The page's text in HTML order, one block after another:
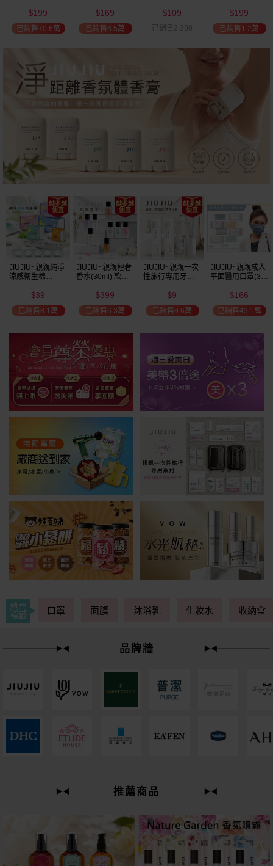
加碼送
狂殺61折
選 全新包裝
$199
已銷售70.6萬
$169
已銷售6.5萬
(600ml)
$109
已銷售2,350
$199
已銷售1.2萬
JIUJIU~親親純淨
涼感衛生棉
$39
已銷售8.1萬
JIUJIU~親親輕奢
香水(30ml) 款式
市/平替香水/大牌
香水/大牌平替
$399
已銷售6.3萬
JIUJIU~親親一次
性旅行專用牙刷(1
$9
已銷售8.6萬
JIUJIU~親親成人
平面醫用口罩(30
可選 MD雙鋼印
$166
已銷售43.1萬
熱門
標籤
口罩 面膜 沐浴乳 化妝水 收納盒
品牌牆
推薦商品